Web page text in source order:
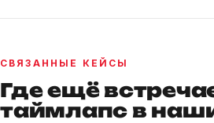
СВЯЗАННЫЕ КЕЙСЫ
Где ещё
таймлапс в